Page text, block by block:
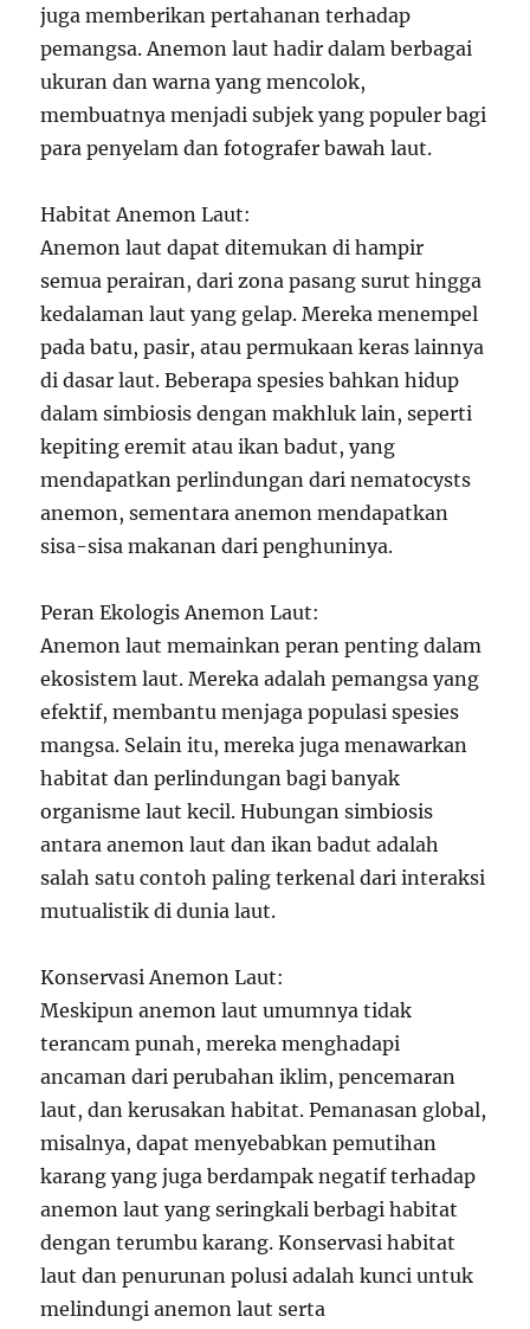
juga memberikan pertahanan terhadap
pemangsa. Anemon laut hadir dalam berbagai
ukuran dan warna yang mencolok,
membuatnya menjadi subjek yang populer bagi
para penyelam dan fotografer bawah laut.
Habitat Anemon Laut:
Anemon laut dapat ditemukan di hampir
semua perairan, dari zona pasang surut hingga
kedalaman laut yang gelap. Mereka menempel
pada batu, pasir, atau permukaan keras lainnya
di dasar laut. Beberapa spesies bahkan hidup
dalam simbiosis dengan makhluk lain, seperti
kepiting eremit atau ikan badut, yang
mendapatkan perlindungan dari nematocysts
anemon, sementara anemon mendapatkan
sisa-sisa makanan dari penghuninya.
Peran Ekologis Anemon Laut:
Anemon laut memainkan peran penting dalam
ekosistem laut. Mereka adalah pemangsa yang
efektif, membantu menjaga populasi spesies
mangsa. Selain itu, mereka juga menawarkan
habitat dan perlindungan bagi banyak
organisme laut kecil. Hubungan simbiosis
antara anemon laut dan ikan badut adalah
salah satu contoh paling terkenal dari interaksi
mutualistik di dunia laut.
Konservasi Anemon Laut:
Meskipun anemon laut umumnya tidak
terancam punah, mereka menghadapi
ancaman dari perubahan iklim, pencemaran
laut, dan kerusakan habitat. Pemanasan global,
misalnya, dapat menyebabkan pemutihan
karang yang juga berdampak negatif terhadap
anemon laut yang seringkali berbagi habitat
dengan terumbu karang. Konservasi habitat
laut dan penurunan polusi adalah kunci untuk
melindungi anemon laut serta